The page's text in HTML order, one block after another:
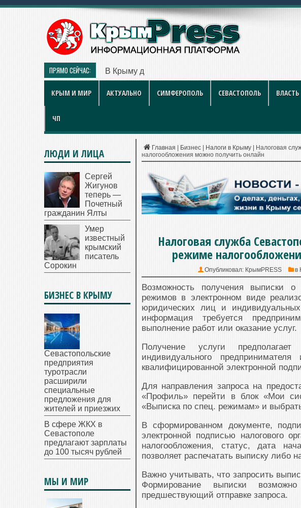
ПРЯМО СЕЙЧАС: В Крыму дизель продают по 119 рублей за литр
КРЫМ И МИР АКТУАЛЬНО СИМФЕРОПОЛЬ СЕВАСТОПОЛЬ ВЛАСТЬ
ЧП
Главная Бизнес Налоги в Крыму
Налоговая
налогообложения можно получить онлайн
Налоговая служба
режиме
Опубликовал: КрымPRESS в
Возможность получения выписки
режимов в электронном виде
юридических лиц и
информация требуется
выполнение работ или оказание услуг.
Получение услуги
индивидуального
квалифицированной электронной
Для направления запроса на
«Профиль» перейти в блок «Мои
«Выписка по спец. режимам» и
В сформированном документе,
электронной подписью налогового
налогообложения, статус, дата
позволяет распечатать выписку либо
Важно учитывать, что запросить
Формирование выписки
предшествующий отправке запроса.
ЛЮДИ И ЛИЦА
Сергей
Жигунов
теперь —
Почетный
гражданин Ялты
Умер
известный
крымский
писатель
Сорокин
БИЗНЕС В КРЫМУ
Севастопольские
предприятия
туротрасли
расширили
специальные
предложения для
жителей и приезжих
В сфере ЖКХ в
Севастополе
предлагают зарплаты
до 100 тысяч рублей
МЫ И МИР